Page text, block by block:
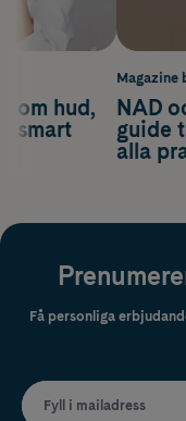
om hud,
smart
Magazine
NAD
guide
alla
Få personliga
Fyll i mailadress